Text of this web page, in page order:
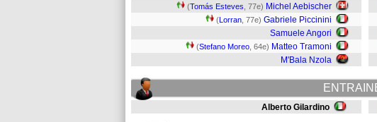
(Tomás Esteves , 77e) Michel Aebischer
(Lorran , 77e) Gabriele Piccinini
Samuele Angori
(Stefano Moreo , 64e) Matteo Tramoni
M'Bala Nzola
Alberto Gilardino